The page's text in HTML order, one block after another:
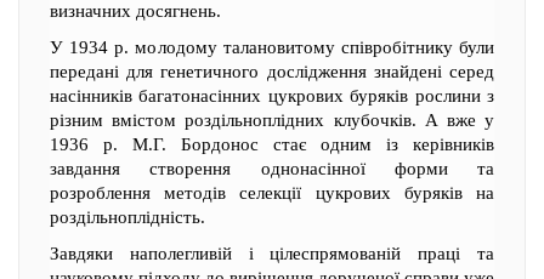
визначних досягнень.
У 1934 р. молодому талановитому співробітнику були
передані для генетичного дослідження знайдені серед
насінників багатонасінних цукрових буряків рослини з
різним вмістом роздільноплідних клубочків. А вже у
1936 р. М.Г. Бордонос стає одним із керівників
завдання створення однонасінної форми та
розроблення методів селекції цукрових буряків на
роздільноплідність.
Завдяки наполегливій і цілеспрямованій праці та